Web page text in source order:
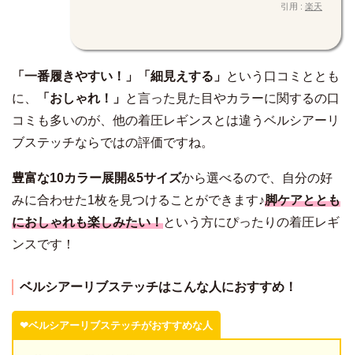
引用 : 楽天
「一番履きやすい！」「細見えする」 という口コミととも
に、
「おしゃれ！」 と言った見た目やカラーに関するの口
コミも多いのが、他の着圧レギンスとは違うベルシアーリ
ブステッチならではの評価ですね。
豊富な10カラー展開&5サイズから選べるので、自分の好
みに合わせた1枚を見つけることができます♪脚ケアととも
におしゃれも楽しみたい！という方にぴったりの着圧レギ
ンスです！
ベルシアーリブステッチはこんな人におすすめ！
❤︎ベルシアーリブステッチがおすすめな人